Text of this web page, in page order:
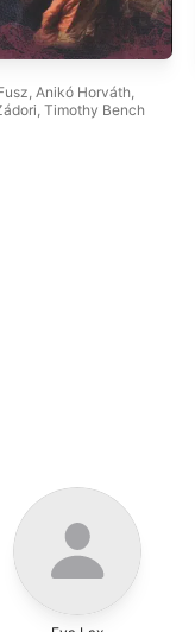
Anikó Horváth
Timothy Bench